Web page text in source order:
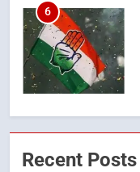
6
7
Recent Posts